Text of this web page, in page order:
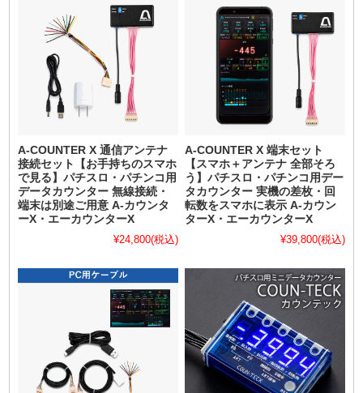
A-COUNTER X 通信アンテナ
接続セット【お手持ちのスマホ
で見る】パチスロ・パチンコ用
データカウンター 無線接続・
端末は別途ご用意 A-カウンタ
ーX・エーカウンターX
¥24,800(税込)
A-COUNTER X 端末セット
【スマホ＋アンテナ 全部そろ
う】パチスロ・パチンコ用デー
タカウンター 実機の差枚・回
転数をスマホに表示 A-カウン
ターX・エーカウンターX
¥39,800(税込)